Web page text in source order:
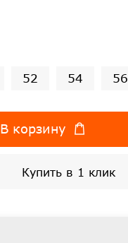
52 54 56
В корзину
Купить в 1 клик